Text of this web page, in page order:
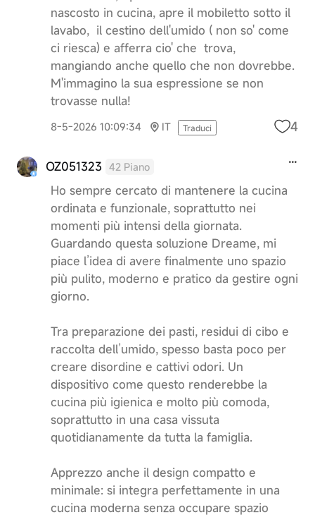
nascosto in cucina, apre il mobiletto sotto il
lavabo, il cestino dell'umido ( non so' come
ci riesca) e afferra cio' che trova,
mangiando anche quello che non dovrebbe.
M'immagino la sua espressione se non
trovasse nulla!
8-5-2026 10:09:34 IT Traduci 4
OZ051323 42 Piano
Ho sempre cercato di mantenere la cucina
ordinata e funzionale, soprattutto nei
momenti più intensi della giornata.
Guardando questa soluzione Dreame, mi
piace l’idea di avere finalmente uno spazio
più pulito, moderno e pratico da gestire ogni
giorno.
Tra preparazione dei pasti, residui di cibo e
raccolta dell’umido, spesso basta poco per
creare disordine e cattivi odori. Un
dispositivo come questo renderebbe la
cucina più igienica e molto più comoda,
soprattutto in una casa vissuta
quotidianamente da tutta la famiglia.
Apprezzo anche il design compatto e
minimale: si integra perfettamente in una
cucina moderna senza occupare spazio